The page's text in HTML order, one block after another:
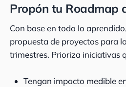
Propón tu Roadmap
Con base en todo lo
propuesta de proyectos para
trimestres. Prioriza iniciativas
Tengan impacto medible